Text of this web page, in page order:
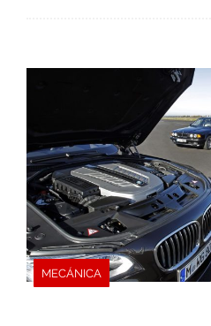
MECÁNICA